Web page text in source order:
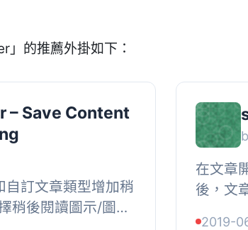
的推薦外掛如下：
– Save Content
訂文章類型增加稍
稍後閱讀圖示/圖
在文章
後，文
2019-